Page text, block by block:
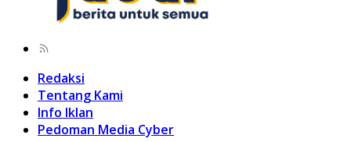
Redaksi
Tentang Kami
Info Iklan
Pedoman Media Cyber